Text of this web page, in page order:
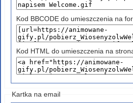
Kod BBCODE do umieszczenia na
Kod HTML do umieszczenia na
Kartka na email